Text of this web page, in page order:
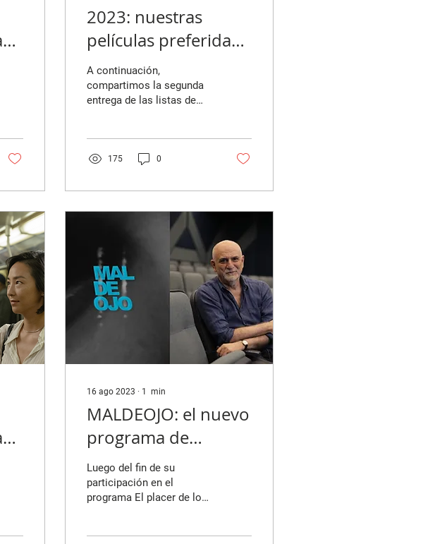
2023: nuestras
películas preferidas
(parte 2)
A continuación,
compartimos la segunda
entrega de las listas de
175 0
16 ago 2023 ∙ 1 min
MALDEOJO: el nuevo
programa de
Ricardo Bedoya
Luego del fin de su
participación en el
programa El placer de los